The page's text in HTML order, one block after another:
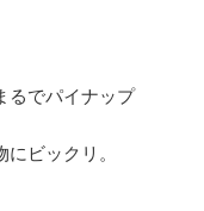
るでパイナップ
ビックリ。